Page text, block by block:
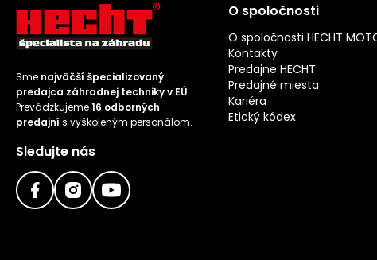
Sme najväčší špecializovaný
predajca záhradnej techniky v EÚ.
Prevádzkujeme16 odborných
predajní s vyškoleným personálom.
Sledujte nás
O spoločnosti
O spoločnosti HECHT
Kontakty
Predajne HECHT
Predajné miesta
Kariéra
Etický kódex